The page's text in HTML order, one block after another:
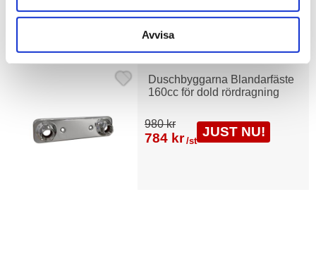
Avvisa
Liknande produkter
Duschbyggarna Blandarfäste
160cc för dold rördragning
980 kr
784 kr /st
JUST NU!